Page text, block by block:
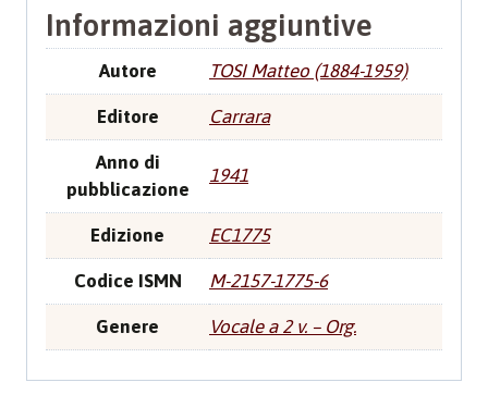
Informazioni aggiuntive
Autore TOSI Matteo (1884-1959)
Editore Carrara
Anno di
pubblicazione
1941
Edizione EC1775
Codice ISMN M-2157-1775-6
Genere Vocale a 2 v. – Org.